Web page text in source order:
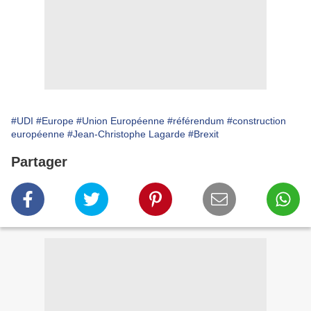
#UDI #Europe #Union Européenne #référendum #construction
européenne #Jean-Christophe Lagarde #Brexit
Partager